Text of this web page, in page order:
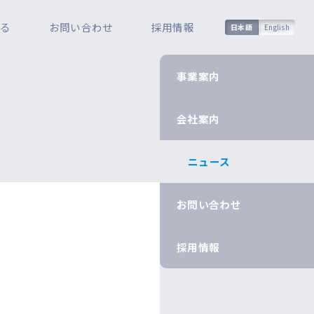
お問い合わせ 採用情報 日本語 English
事業案内
会社案内
ニュース
お問い合わせ
採用情報